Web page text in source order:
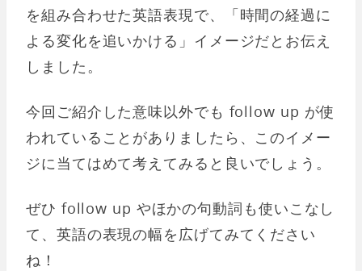
を組み合わせた英語表現で、「時間の経過に
よる変化を追いかける」イメージだとお伝え
しました。
今回ご紹介した意味以外でも follow up が使
われていることがありましたら、このイメー
ジに当てはめて考えてみると良いでしょう。
ぜひ follow up やほかの句動詞も使いこなし
て、英語の表現の幅を広げてみてください
ね！